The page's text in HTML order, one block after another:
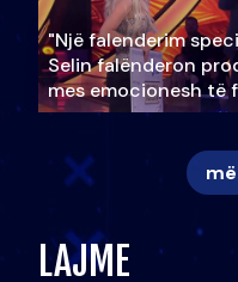
"Një falenderim
Selin falënderon
mes emocionesh të
LAJME